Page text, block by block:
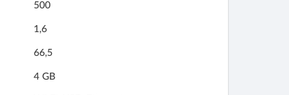
500
1,6
66,5
4 GB